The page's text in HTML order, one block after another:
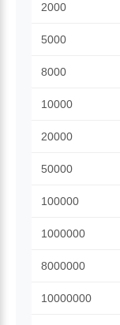
2000
5000
8000
10000
20000
50000
100000
1000000
8000000
10000000